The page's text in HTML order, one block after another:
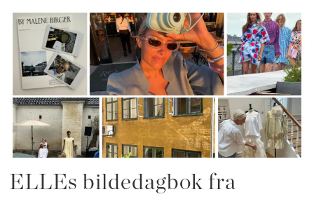
ELLEs bildedagbok fra